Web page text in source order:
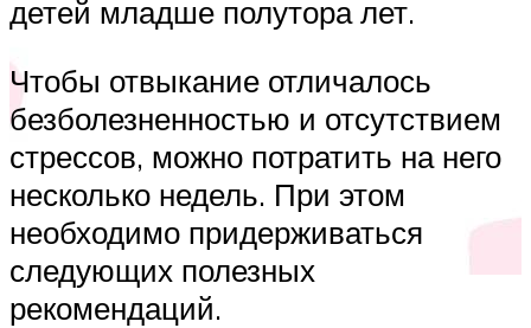
детей младше полутора лет.
Чтобы отвыкание отличалось
безболезненностью и отсутствием
стрессов, можно потратить на него
несколько недель. При этом
необходимо придерживаться
следующих полезных
рекомендаций.